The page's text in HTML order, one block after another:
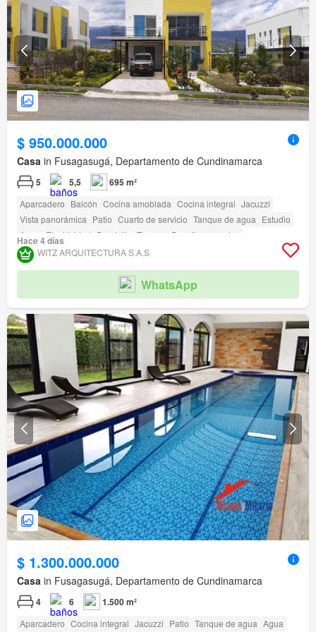
$ 950.000.000
Casa in Fusagasugá, Departamento de Cundinamarca
5 5,5 695 m²
Aparcadero Balcón Cocina amoblada Cocina integral Jacuzzi
Vista panorámica Patio Cuarto de servicio Tanque de agua Estudio
Agua
Electricidad Depósito Terraza
Permite mascotas
Seguridad privada Piscina Área infantil
Vigilante
Hace 4 días
WITZ ARQUITECTURA S.A.S
WhatsApp
$ 1.300.000.000
Casa in Fusagasugá, Departamento de Cundinamarca
4 6 1.500 m²
Aparcadero Cocina integral Jacuzzi Patio Tanque de agua Agua